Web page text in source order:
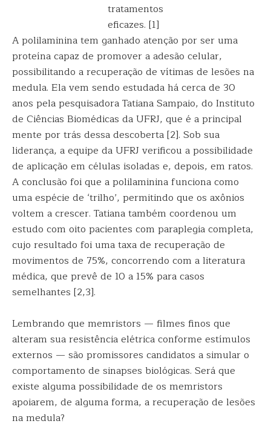
tratamentos
eficazes. [1]
A polilaminina tem ganhado atenção por ser uma
proteína capaz de promover a adesão celular,
possibilitando a recuperação de vítimas de lesões na
medula. Ela vem sendo estudada há cerca de 30
anos pela pesquisadora Tatiana Sampaio, do Instituto
de Ciências Biomédicas da UFRJ, que é a principal
mente por trás dessa descoberta [2]. Sob sua
liderança, a equipe da UFRJ verificou a possibilidade
de aplicação em células isoladas e, depois, em ratos.
A conclusão foi que a polilaminina funciona como
uma espécie de ‘trilho’, permitindo que os axônios
voltem a crescer. Tatiana também coordenou um
estudo com oito pacientes com paraplegia completa,
cujo resultado foi uma taxa de recuperação de
movimentos de 75%, concorrendo com a literatura
médica, que prevê de 10 a 15% para casos
semelhantes [2,3].
Lembrando que memristors — filmes finos que
alteram sua resistência elétrica conforme estímulos
externos — são promissores candidatos a simular o
comportamento de sinapses biológicas. Será que
existe alguma possibilidade de os memristors
apoiarem, de alguma forma, a recuperação de lesões
na medula?